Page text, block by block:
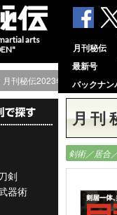
arts
月刊秘伝
最新号
バックナン
月刊秘伝2023年11月号
剣
器術
月刊
剣術／居合